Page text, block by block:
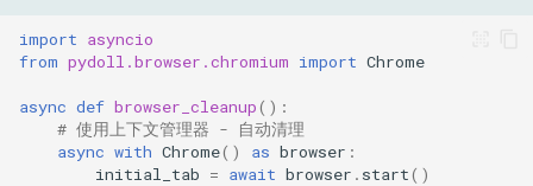
import asyncio
from pydoll.browser.chromium import Chrome
async def browser_cleanup():
# 使用上下文管理器 - 自动清理
async with Chrome() as browser :
initial_tab = await browser . start()